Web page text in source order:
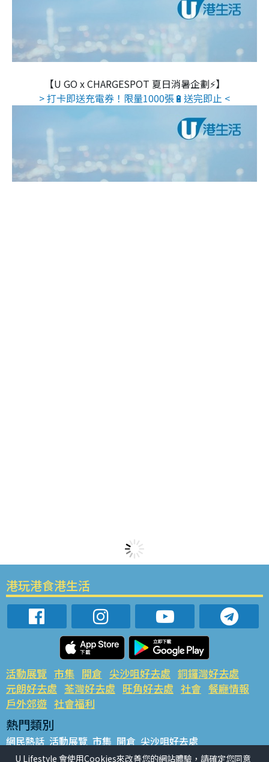
【U GO x CHARGESPOT 夏日消暑企劃⚡】
> 打卡即送充電券！限量1000張🔋送完即止 <
港玩港食港生活
活動展覽 市集 開倉 尖沙咀好去處 銅鑼灣好去處
元朗好去處 荃灣好去處 旺角好去處 社會 餐廳情報
戶外郊遊 社會福利
熱門類別
網民熱話 活動展覽 市集 開倉 尖沙咀好去處
銅鑼灣好去處 元朗好去處 荃灣好去處 旺角好去處 社會
U Lifestyle 會使用Cookies來改善您的網站體驗，請確定您同意